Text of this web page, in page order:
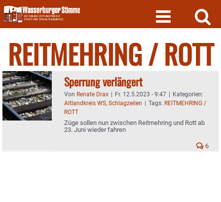
Skip
to
content
REITMEHRING / ROTT
Sperrung verlängert
Von Renate Drax | Fr. 12.5.2023 - 9:47 | Kategorien:
Altlandkreis WS, Schlagzeilen | Tags: REITMEHRING /
ROTT
Züge sollen nun zwischen Reitmehring und Rott ab
23. Juni wieder fahren
6